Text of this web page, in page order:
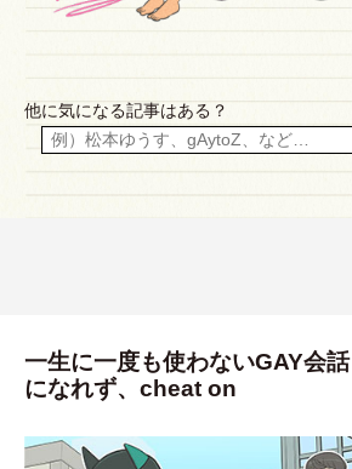
他に気になる記事はある？
一生に一度も使わないGAY会
になれず、cheat on